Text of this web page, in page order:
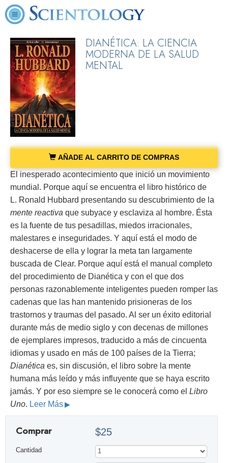
DIANÉTICA: LA CIENCIA
MODERNA DE LA SALUD
MENTAL
AÑADE AL CARRITO DE COMPRAS
El inesperado acontecimiento que inició un movimiento
mundial. Porque aquí se encuentra el libro histórico de
L. Ronald Hubbard presentando su descubrimiento de la
mente reactiva que subyace y esclaviza al hombre. Ésta
es la fuente de tus pesadillas, miedos irracionales,
malestares e inseguridades. Y aquí está el modo de
deshacerse de ella y lograr la meta tan largamente
buscada de Clear. Porque aquí está el manual completo
del procedimiento de Dianética y con el que dos
personas razonablemente inteligentes pueden romper las
cadenas que las han mantenido prisioneras de los
trastornos y traumas del pasado. Al ser un éxito editorial
durante más de medio siglo y con decenas de millones
de ejemplares impresos, traducido a más de cincuenta
idiomas y usado en más de 100 países de la Tierra;
Dianética es, sin discusión, el libro sobre la mente
humana más leído y más influyente que se haya escrito
jamás. Y por eso siempre se le conocerá como el Libro
Uno. Leer Más
Comprar $25
Cantidad